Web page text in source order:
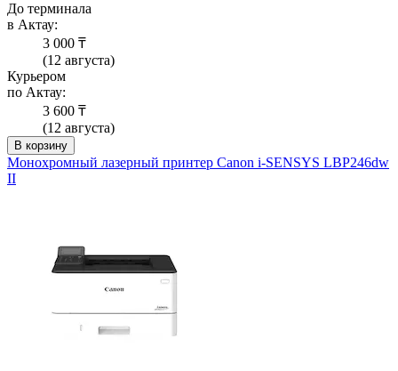
До терминала
в Актау:
3 000 ₸
(12 августа)
Курьером
по Актау:
3 600 ₸
(12 августа)
В корзину
Монохромный лазерный принтер Canon i-SENSYS LBP246dw
II